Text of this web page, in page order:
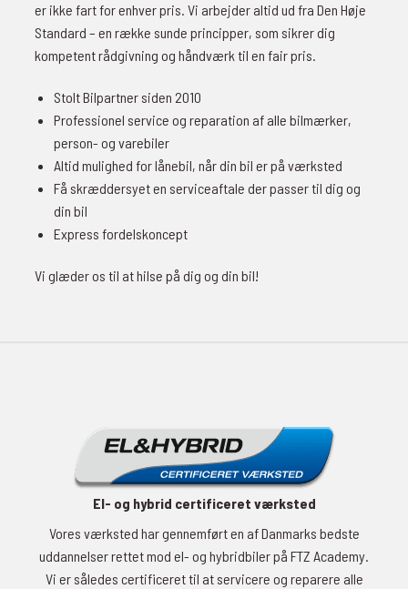
er ikke fart for enhver pris. Vi arbejder altid ud fra Den Høje
Standard – en række sunde principper, som sikrer dig
kompetent rådgivning og håndværk til en fair pris.
Stolt Bilpartner siden 2010
Professionel service og reparation af alle bilmærker,
person- og varebiler
Altid mulighed for lånebil, når din bil er på værksted
Få skræddersyet en serviceaftale der passer til dig og
din bil
Express fordelskoncept
Vi glæder os til at hilse på dig og din bil!
El- og hybrid certificeret værksted
Vores værksted har gennemført en af Danmarks bedste
uddannelser rettet mod el- og hybridbiler på FTZ Academy.
Vi er således certificeret til at servicere og reparere alle